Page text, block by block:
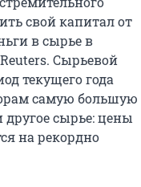
свой капитал от
в сырье в
Сырьевой
текущего года
самую большую
другое сырье: цены
на рекордно